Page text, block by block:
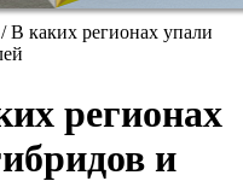
/В каких регионах упали
регионах
и